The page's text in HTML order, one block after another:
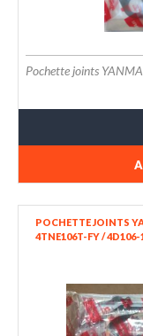
Pochette joints
POCHETTE JOINTS
4TNE106T-FY / 4D106-